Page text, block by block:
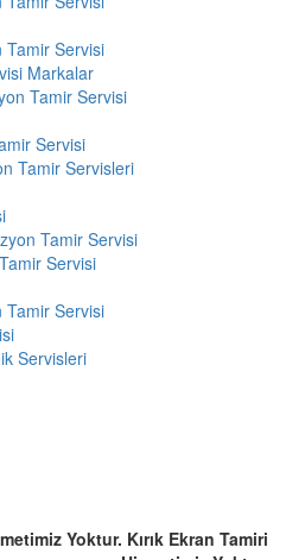
Tamir Servisi
Markalar
Tamir Servisi
Servisi
Tamir Servisleri
Tamir Servisi
Servisi
Tamir Servisi
Servisleri
Yoktur. Kırık Ekran Tamiri